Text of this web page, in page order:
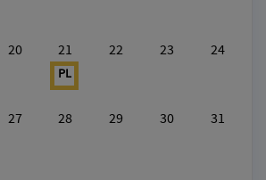
20 21
PL
22 23 24
27 28 29 30 31